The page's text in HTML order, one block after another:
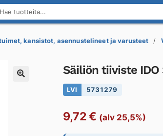
Hae tuotteita...
kansistot, asennustelineet ja varusteet
Säiliön tiiviste
LVI 5731279
9,72€ (alv 25,5%)